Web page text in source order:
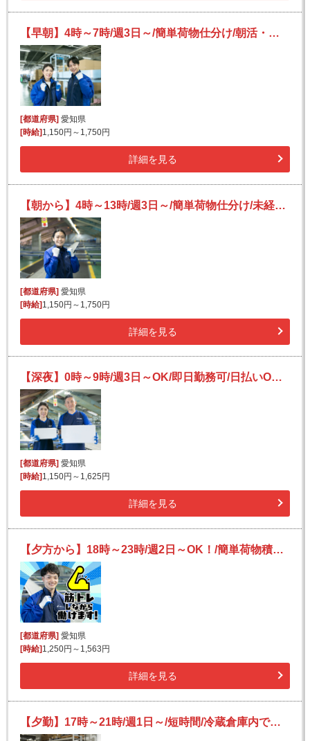
【早朝】4時～7時/週3日～/簡単荷物仕分け/朝活・短時間/日払い可(規定有)/副業歓迎
[都道府県]愛知県
[時給]1,150円～1,750円
詳細を見る
【朝から】4時～13時/週3日～/簡単荷物仕分け/未経験OK/日払い可(規定有)/副業歓迎
[都道府県]愛知県
[時給]1,150円～1,750円
詳細を見る
【深夜】0時～9時/週3日～OK/即日勤務可/日払いOK(規定有)/Wワーク可/未経験歓迎/フリーター活躍
[都道府県] 愛知県
[時給] 1,150円～1,625円
詳細を見る
【夕方から】18時～23時/週2日～OK！/簡単荷物積み込み/日払い可（規定有）/未経験OK
[都道府県]愛知県
[時給]1,250円～1,563円
詳細を見る
【夕勤】17時～21時/週1日～/短時間/冷蔵倉庫内での食品の出荷・仕分け・ピッキング/日払い可(規定あり)